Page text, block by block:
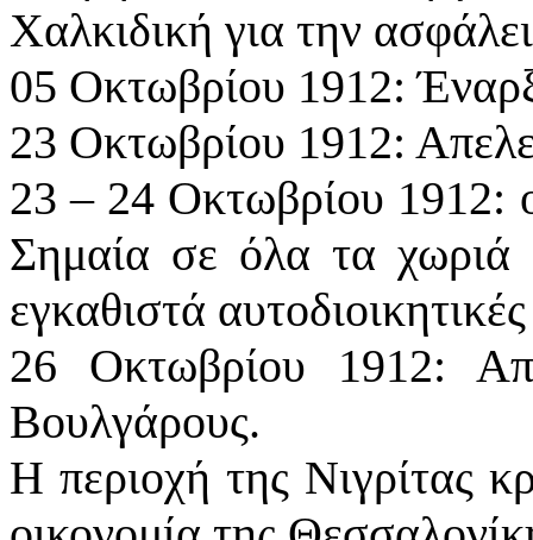
Χαλκιδική για την
05 Οκτωβρίου 1912:
23 Οκτωβρίου 1912:
23 – 24 Οκτωβρίου 1912:
Σημαία σε όλα τα χωριά
εγκαθιστά
26 Οκτωβρίου 1912:
Βουλγάρους.
Η περιοχή της Νιγρίτας